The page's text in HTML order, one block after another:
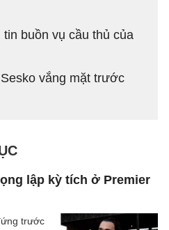
buồn vụ cầu thủ của
vắng mặt trước
lập kỳ tích ở Premier
trước